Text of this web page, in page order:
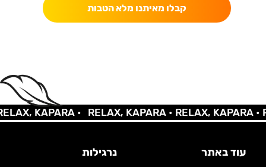
קבלו מאיתנו מלא הטבות
KAPARA • RELAX, KAPARA •RELAX, KAPARA •
עוד באתר נרגילות